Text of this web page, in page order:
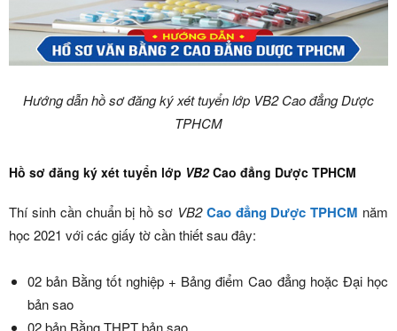
Hướng dẫn hồ sơ đăng ký xét tuyển lớp VB2 Cao đẳng Dược
TPHCM
Hồ sơ đăng ký xét tuyển lớp VB2Cao đẳng Dược TPHCM
Thí sinh cần chuẩn bị hồ sơ VB2 Cao đẳng Dược TPHCM năm
học 2021 với các giấy tờ cần thiết sau đây:
02 bản Bằng tốt nghiệp + Bảng điểm Cao đẳng hoặc Đại học
bản sao